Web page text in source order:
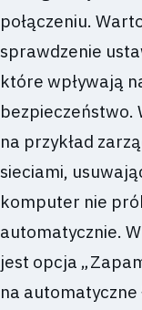
połączeniu.
sprawdzenie
które wpływają
bezpieczeństwo.
na przykład
sieciami,
komputer nie
automatycznie.
jest opcja
na automatyczne